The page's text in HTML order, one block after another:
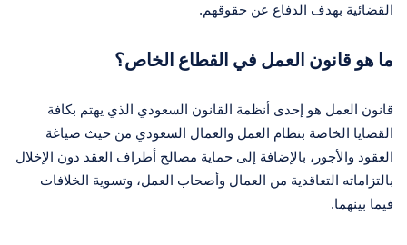
القضائية بهدف الدفاع عن حقوقهم.
ما هو قانون العمل في القطاع الخاص؟
قانون العمل هو إحدى أنظمة القانون السعودي الذي يهتم بكافة
القضايا الخاصة بنظام العمل والعمال السعودي من حيث صياغة
العقود والأجور، بالإضافة إلى حماية مصالح أطراف العقد دون الإخلال
بالتزاماته التعاقدية من العمال وأصحاب العمل، وتسوية الخلافات
فيما بينهما.